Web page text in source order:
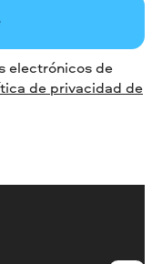
electrónicos de
de privacidad de